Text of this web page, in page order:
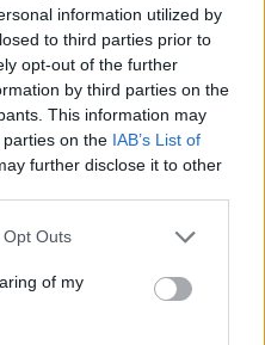
information utilized by
to third parties prior to
opt-out of the further
by third parties on the
This information may
on the IAB’s List of
further disclose it to other
uses one or more Google
behaviour. You may click to
and its third-party tags to
purposes in below Google
Outs
of my